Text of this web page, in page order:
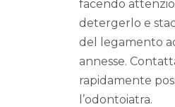
facendo
detergerlo e
del legamento
annesse.
rapidamente
l’odontoiatra.